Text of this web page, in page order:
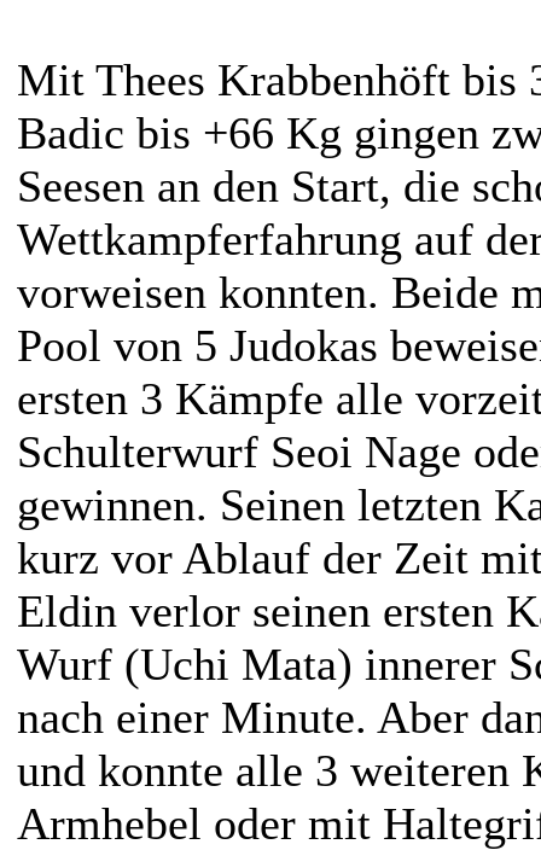
Mit Thees Krabbenhöft bis
Badic bis +66 Kg gingen
Seesen an den Start, die
Wettkampferfahrung auf
vorweisen konnten. Beide
Pool von 5 Judokas
ersten 3 Kämpfe alle
Schulterwurf Seoi Nage
gewinnen. Seinen letzten
kurz vor Ablauf der Zeit
Eldin verlor seinen ersten
Wurf (Uchi Mata) innerer
nach einer Minute. Aber
und konnte alle 3 weiteren
Armhebel oder mit